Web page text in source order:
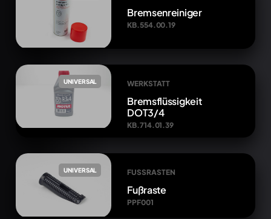
Bremsenreiniger
KB.554.00.19
UNIVERSAL WERKSTATT
Bremsflüssigkeit
DOT3/4
KB.714.01.39
UNIVERSAL FUSSRASTEN
Fußraste
PPF001